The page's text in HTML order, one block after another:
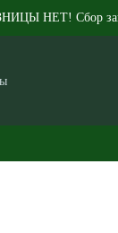
НЕТ! Сбор